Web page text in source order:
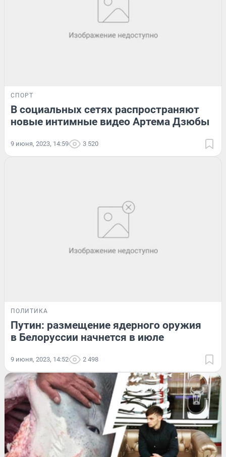
СПОРТ
В социальных сетях распространяют
новые интимные видео Артема Дзюбы
9 июня, 2023, 14:59 3 520
ПОЛИТИКА
Путин: размещение ядерного оружия
в Белоруссии начнется в июле
9 июня, 2023, 14:52 2 498